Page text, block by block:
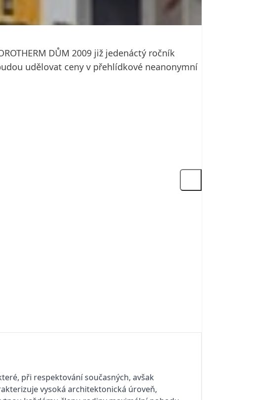
DŮM 2009 již jedenáctý ročník
udělovat ceny v přehlídkové neanonymní
při respektování současných, avšak
vysoká architektonická úroveň,